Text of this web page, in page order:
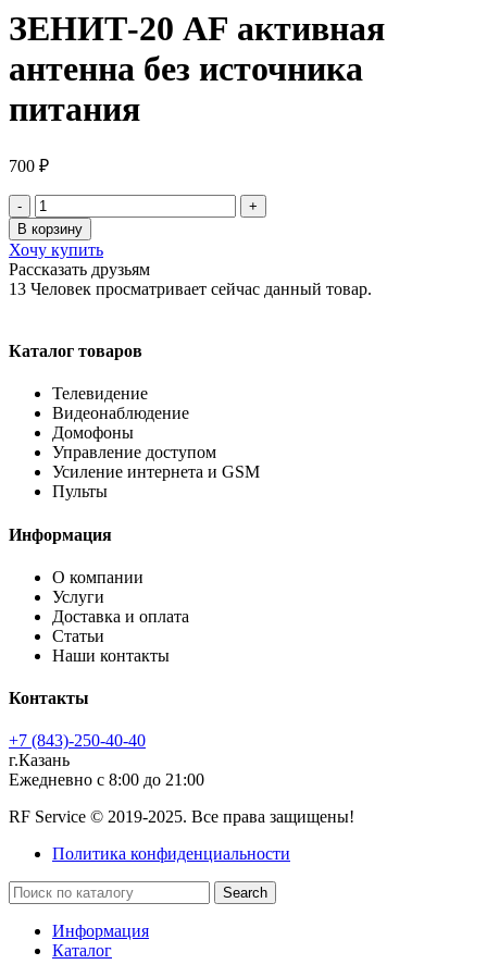
ЗЕНИТ-20 AF активная
антенна без источника
питания
700 ₽
Количество
товара
ЗЕНИТ-20
AF
активная
антенна
питания
В корзину
Хочу купить
Рассказать друзьям
13 Человек просматривает сейчас данный товар.
Каталог товаров
Телевидение
Видеонаблюдение
Домофоны
Управление доступом
Усиление интернета и GSM
Пульты
Информация
О компании
Услуги
Доставка и оплата
Статьи
Наши контакты
Контакты
+7 (843)-250-40-40
г.Казань
Ежедневно с 8:00 до 21:00
RF Service © 2019-2025. Все права защищены!
Политика конфиденциальности
Search
Информация
Каталог